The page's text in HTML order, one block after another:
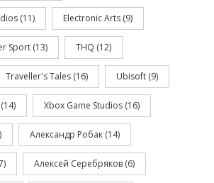
(11) Electronic Arts (9)
Sport (13) THQ (12)
Traveller's Tales (16) Ubisoft (9)
(14) Xbox Game Studios (16)
Александр Робак (14)
Алексей Серебряков (6)